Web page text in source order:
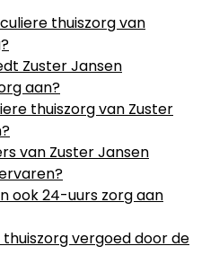
thuiszorg van
Zuster Jansen
aan?
thuiszorg van Zuster
van Zuster Jansen
ook 24-uurs zorg aan
vergoed door de